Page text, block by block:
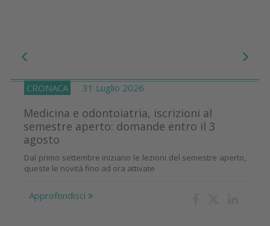
CRONACA 31 Luglio 2026
Medicina e odontoiatria, iscrizioni al
semestre aperto: domande entro il 3
agosto
Dal primo settembre iniziano le lezioni del semestre aperto,
queste le novità fino ad ora attivate
Approfondisci